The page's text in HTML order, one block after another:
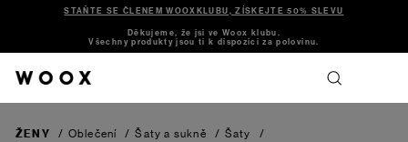
STAŇTE SE ČLENEM WOOXKLUBU, ZÍSKEJTE 50% SLEVU
Děkujeme, že jsi ve Woox klubu.
Všechny produkty jsou ti k dispozici za polovinu.
ŽENY / Oblečení / Šaty a sukně / Šaty
/